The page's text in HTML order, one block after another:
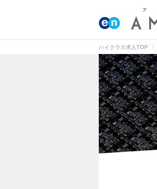
ハイクラス求人TOP